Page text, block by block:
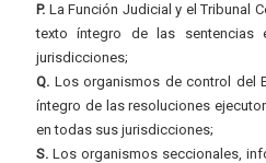
P. La Función Judicial y el Tribunal
texto íntegro de las sentencias
jurisdicciones;
Q. Los organismos de control del
íntegro de las resoluciones
en todas sus jurisdicciones;
S. Los organismos seccionales,